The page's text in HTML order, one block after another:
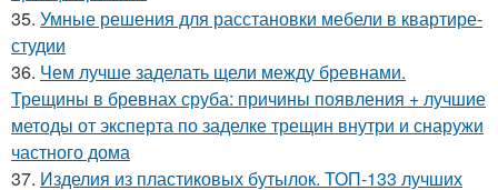
35. Умные решения для расстановки мебели в квартире-
студии
36. Чем лучше заделать щели между бревнами.
Трещины в бревнах сруба: причины появления + лучшие
методы от эксперта по заделке трещин внутри и снаружи
частного дома
37. Изделия из пластиковых бутылок. ТОП-133 лучших